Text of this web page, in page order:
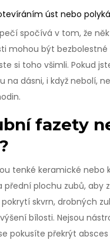
úst nebo
spočívá v tom, že
mohou být
si toho všimli. Pokud
na dásni, i když nebolí,
fazety
tenké keramické nebo
přední plochu zubů, aby
pokrytí skvrn, drobných
bílosti. Nejsou
pokusíte překrýt